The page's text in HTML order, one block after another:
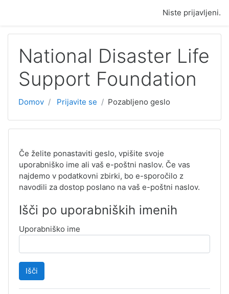
Niste prijavljeni.
National Disaster Life
Support Foundation
Domov Prijavite se Pozabljeno geslo
Če želite ponastaviti geslo, vpišite svoje
uporabniško ime ali vaš e-poštni naslov. Če vas
najdemo v podatkovni zbirki, bo e-sporočilo z
navodili za dostop poslano na vaš e-poštni naslov.
Išči po uporabniških imenih
Uporabniško ime